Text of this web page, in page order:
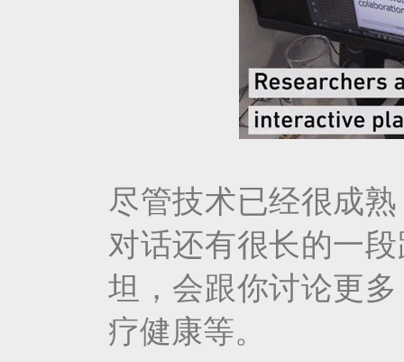
尽管技术已经很成
对话还有很长的一
坦，会跟你讨论更
疗健康等。